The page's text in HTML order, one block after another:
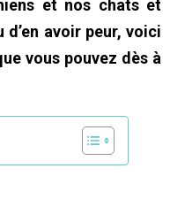
et nos chats et
d’en avoir peur, voici
vous pouvez dès à